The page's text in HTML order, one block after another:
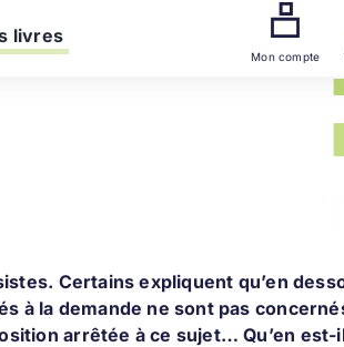
livres
Mon compte
Certains expliquent qu’en
à la demande ne sont pas
arrêtée à ce sujet… Qu’en